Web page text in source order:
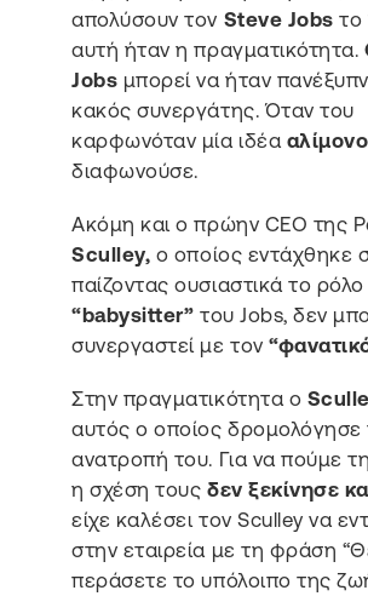
απολύσουν τον Steve Jobs το
αυτή ήταν η πραγματικότητα.
Jobs μπορεί να ήταν
κακός συνεργάτης. Όταν του
καρφωνόταν μία ιδέα αλίμονο
διαφωνούσε.
Ακόμη και ο πρώην CEO της
Sculley, ο οποίος εντάχθηκε
παίζοντας ουσιαστικά το
“babysitter” του Jobs, δεν
συνεργαστεί με τον
Στην πραγματικότητα ο
αυτός ο οποίος δρομολόγησε
ανατροπή του. Για να πούμε
η σχέση τους δεν ξεκίνησε
είχε καλέσει τον Sculley να
στην εταιρεία με τη φράση
περάσετε το υπόλοιπο της